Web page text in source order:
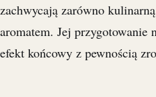
zachwycają zarówno
aromatem. Jej przygotowanie
efekt końcowy z pewnością